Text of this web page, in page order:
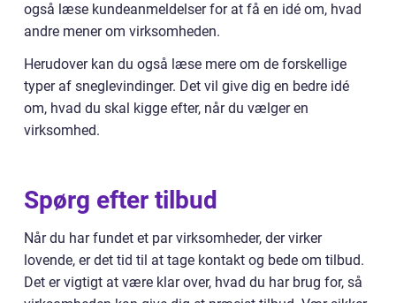
også læse kundeanmeldelser for at få en idé om, hvad
andre mener om virksomheden.
Herudover kan du også læse mere om de forskellige
typer af sneglevindinger. Det vil give dig en bedre idé
om, hvad du skal kigge efter, når du vælger en
virksomhed.
Spørg efter tilbud
Når du har fundet et par virksomheder, der virker
lovende, er det tid til at tage kontakt og bede om tilbud.
Det er vigtigt at være klar over, hvad du har brug for, så